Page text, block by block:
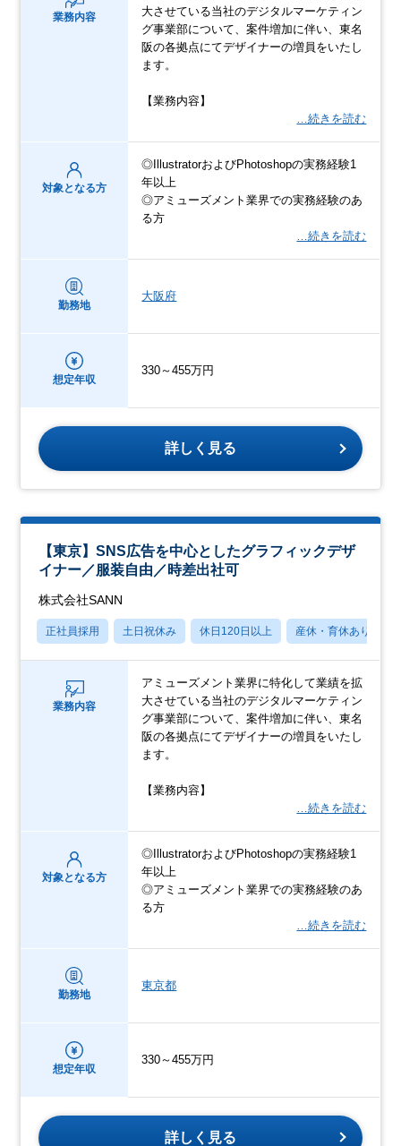
業務内容
大させている当社のデジタルマーケティン
グ事業部について、案件増加に伴い、東名
阪の各拠点にてデザイナーの増員をいたし
ます。
【業務内容】
…続きを読む
対象となる方
◎IllustratorおよびPhotoshopの実務経験1
年以上
◎アミューズメント業界での実務経験のあ
る方
…続きを読む
勤務地
大阪府
想定年収
330～455万円
詳しく見る
【東京】SNS広告を中心としたグラフィックデザ
イナー／服装自由／時差出社可
株式会社SANN
正社員採用 土日祝休み 休日120日以上 産休・育休あり
業務内容
アミューズメント業界に特化して業績を拡
大させている当社のデジタルマーケティン
グ事業部について、案件増加に伴い、東名
阪の各拠点にてデザイナーの増員をいたし
ます。
【業務内容】
…続きを読む
対象となる方
◎IllustratorおよびPhotoshopの実務経験1
年以上
◎アミューズメント業界での実務経験のあ
る方
…続きを読む
勤務地
東京都
想定年収
330～455万円
詳しく見る